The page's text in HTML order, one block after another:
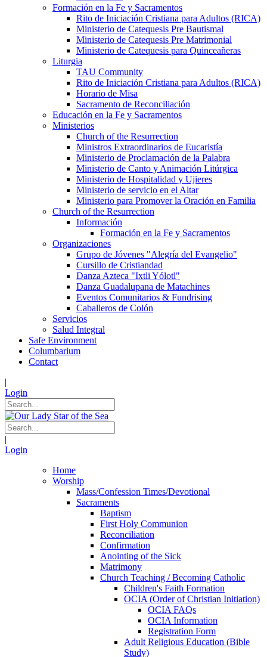
Formación en la Fe y Sacramentos
Rito de Iniciación Cristiana para Adultos (RICA)
Ministerio de Catequesis Pre Bautismal
Ministerio de Catequesis Pre Matrimonial
Ministerio de Catequesis para Quinceañeras
Liturgia
TAU Community
Rito de Iniciación Cristiana para Adultos (RICA)
Horario de Misa
Sacramento de Reconciliación
Educación en la Fe y Sacramentos
Ministerios
Church of the Resurrection
Ministros Extraordinarios de Eucaristía
Ministerio de Proclamación de la Palabra
Ministerio de Canto y Animación Litúrgica
Ministerio de Hospitalidad y Ujieres
Ministerio de servicio en el Altar
Ministerio para Promover la Oración en Familia
Church of the Resurrection
Información
Formación en la Fe y Sacramentos
Organizaciones
Grupo de Jóvenes "Alegría del Evangelio"
Cursillo de Cristiandad
Danza Azteca "Ixtli Yólotl"
Danza Guadalupana de Matachines
Eventos Comunitarios & Fundrising
Caballeros de Colón
Servicios
Salud Integral
Safe Environment
Columbarium
Contact
|
Login
|
Login
Home
Worship
Mass/Confession Times/Devotional
Sacraments
Baptism
First Holy Communion
Reconciliation
Confirmation
Anointing of the Sick
Matrimony
Church Teaching / Becoming Catholic
Children's Faith Formation
OCIA (Order of Christian Initiation)
OCIA FAQs
OCIA Information
Registration Form
Adult Religious Education (Bible
Study)